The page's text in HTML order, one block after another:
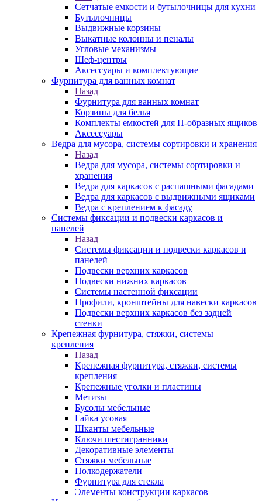
Сетчатые емкости и бутылочницы для кухни
Бутылочницы
Выдвижные корзины
Выкатные колонны и пеналы
Угловые механизмы
Шеф-центры
Аксессуары и комплектующие
Фурнитура для ванных комнат
Назад
Фурнитура для ванных комнат
Корзины для белья
Комплекты емкостей для П-образных ящиков
Аксессуары
Ведра для мусора, системы сортировки и хранения
Назад
Ведра для мусора, системы сортировки и
хранения
Ведра для каркасов с распашными фасадами
Ведра для каркасов с выдвижными ящиками
Ведра с креплением к фасаду
Системы фиксации и подвески каркасов и
панелей
Назад
Системы фиксации и подвески каркасов и
панелей
Подвески верхних каркасов
Подвески нижних каркасов
Системы настенной фиксации
Профили, кронштейны для навески каркасов
Подвески верхних каркасов без задней
стенки
Крепежная фурнитура, стяжки, системы
крепления
Назад
Крепежная фурнитура, стяжки, системы
крепления
Крепежные уголки и пластины
Метизы
Бусолы мебельные
Гайка усовая
Шканты мебельные
Ключи шестигранники
Декоративные элементы
Стяжки мебельные
Полкодержатели
Фурнитура для стекла
Элементы конструкции каркасов